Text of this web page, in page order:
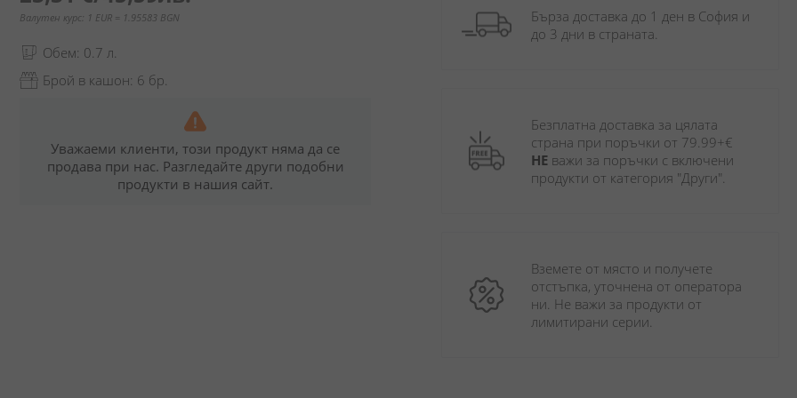
Валутен курс: 1 EUR = 1.95583 BGN
Обем: 0.7 л.
Брой в кашон: 6 бр.
Уважаеми клиенти, този продукт няма да се
продава при нас. Разгледайте други подобни
продукти в нашия сайт.
Бърза доставка до 1 ден в София и
до 3 дни в страната.
Безплатна доставка за цялата
НЕ важи за поръчки с включени
продукти от категория "Други".
Вземете от място и получете
отстъпка, уточнена от оператора
ни. Не важи за продукти от
лимитирани серии.